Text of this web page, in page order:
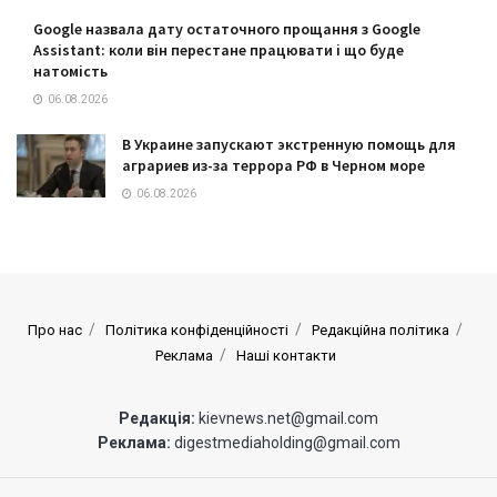
Google назвала дату остаточного прощання з Google
Assistant: коли він перестане працювати і що буде
натомість
06.08.2026
В Украине запускают экстренную помощь для
аграриев из-за террора РФ в Черном море
06.08.2026
Про нас Політика конфіденційності
Редакційна політика
Реклама
Наші контакти
Редакція: kievnews.net@gmail.com
Реклама: digestmediaholding@gmail.com